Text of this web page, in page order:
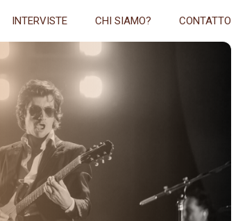
INTERVISTE CHI SIAMO? CONTATTO